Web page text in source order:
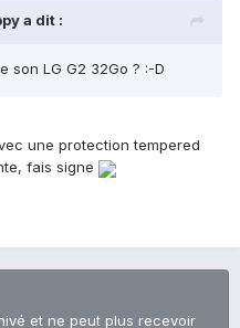
a dit :
son LG G2 32Go ? :-D
une protection tempered
fais signe
et ne peut plus recevoir